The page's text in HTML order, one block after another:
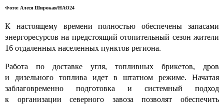
Фото: Алеся Широкая/НАО24
К настоящему времени полностью обеспечены запасами
энергоресурсов на предстоящий отопительный сезон жители
16 отдаленных населенных пунктов региона.
Работа по доставке угля, топливных брикетов, дров
и дизельного топлива идет в штатном режиме. Начатая
заблаговременно подготовка и системный подход
к организации северного завоза позволят обеспечить